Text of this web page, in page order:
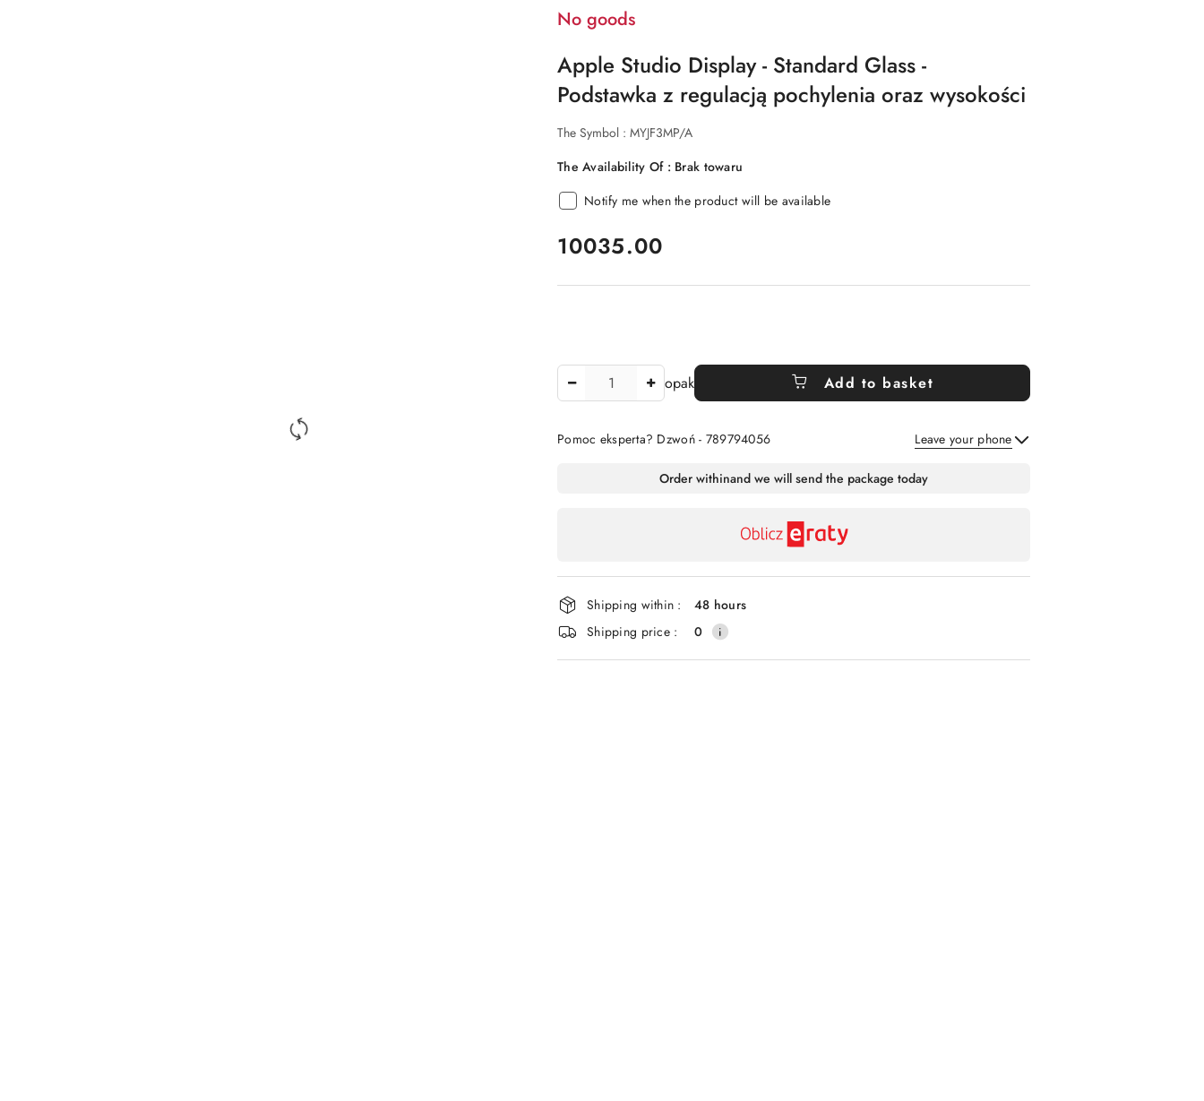
No goods
Apple Studio Display - Standard Glass -
Podstawka z regulacją pochylenia oraz wysokości
The Symbol : MYJF3MP/A
The Availability Of : Brak towaru
Notify me when the product will be available
price:
10035.00
Amount
opak Add to basket
Pomoc eksperta? Dzwoń - 789794056 Leave your phone
AvailabilityOrder withinand we will send the package today
Shipping within :
48 hours
Shipping price :
0